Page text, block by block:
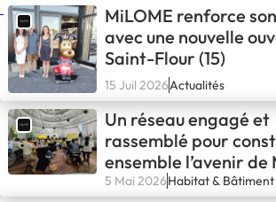
MiLOME renforce
avec une nouvelle
Saint-Flour (15)
15 Juil 2026Actualités
Un réseau engagé et
rassemblé pour
ensemble l’avenir de
5 Mai 2026Habitat & Bâtiment